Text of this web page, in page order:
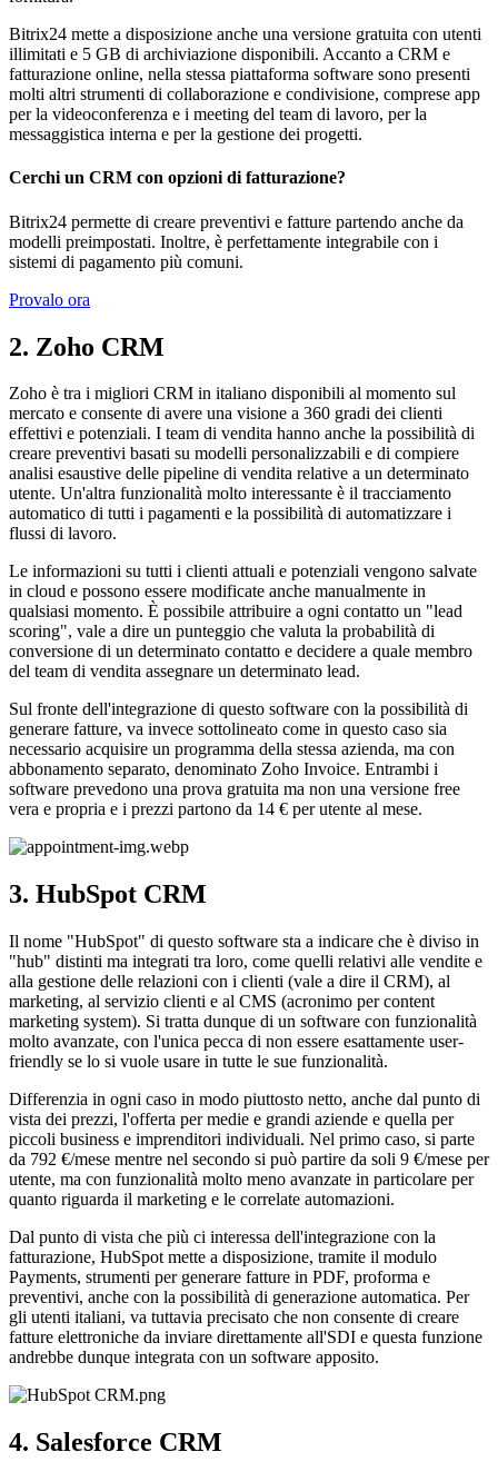
Bitrix24 mette a disposizione anche una versione gratuita con utenti
illimitati e 5 GB di archiviazione disponibili. Accanto a CRM e
fatturazione online, nella stessa piattaforma software sono presenti
molti altri strumenti di collaborazione e condivisione, comprese app
per la videoconferenza e i meeting del team di lavoro, per la
messaggistica interna e per la gestione dei progetti.
Cerchi un CRM con opzioni di fatturazione?
Bitrix24 permette di creare preventivi e fatture partendo anche da
modelli preimpostati. Inoltre, è perfettamente integrabile con i
sistemi di pagamento più comuni.
Provalo ora
2. Zoho CRM
Zoho è tra i migliori CRM in italiano disponibili al momento sul
mercato e consente di avere una visione a 360 gradi dei clienti
effettivi e potenziali. I team di vendita hanno anche la possibilità di
creare preventivi basati su modelli personalizzabili e di compiere
analisi esaustive delle pipeline di vendita relative a un determinato
utente. Un'altra funzionalità molto interessante è il tracciamento
automatico di tutti i pagamenti e la possibilità di automatizzare i
flussi di lavoro.
Le informazioni su tutti i clienti attuali e potenziali vengono salvate
in cloud e possono essere modificate anche manualmente in
qualsiasi momento. È possibile attribuire a ogni contatto un "lead
scoring", vale a dire un punteggio che valuta la probabilità di
conversione di un determinato contatto e decidere a quale membro
del team di vendita assegnare un determinato lead.
Sul fronte dell'integrazione di questo software con la possibilità di
generare fatture, va invece sottolineato come in questo caso sia
necessario acquisire un programma della stessa azienda, ma con
abbonamento separato, denominato Zoho Invoice. Entrambi i
software prevedono una prova gratuita ma non una versione free
vera e propria e i prezzi partono da 14 € per utente al mese.
3. HubSpot CRM
Il nome "HubSpot" di questo software sta a indicare che è diviso in
"hub" distinti ma integrati tra loro, come quelli relativi alle vendite e
alla gestione delle relazioni con i clienti (vale a dire il CRM), al
marketing, al servizio clienti e al CMS (acronimo per content
marketing system). Si tratta dunque di un software con funzionalità
molto avanzate, con l'unica pecca di non essere esattamente user-
friendly se lo si vuole usare in tutte le sue funzionalità.
Differenzia in ogni caso in modo piuttosto netto, anche dal punto di
vista dei prezzi, l'offerta per medie e grandi aziende e quella per
piccoli business e imprenditori individuali. Nel primo caso, si parte
da 792 €/mese mentre nel secondo si può partire da soli 9 €/mese per
utente, ma con funzionalità molto meno avanzate in particolare per
quanto riguarda il marketing e le correlate automazioni.
Dal punto di vista che più ci interessa dell'integrazione con la
fatturazione, HubSpot mette a disposizione, tramite il modulo
Payments, strumenti per generare fatture in PDF, proforma e
preventivi, anche con la possibilità di generazione automatica. Per
gli utenti italiani, va tuttavia precisato che non consente di creare
fatture elettroniche da inviare direttamente all'SDI e questa funzione
andrebbe dunque integrata con un software apposito.
4. Salesforce CRM